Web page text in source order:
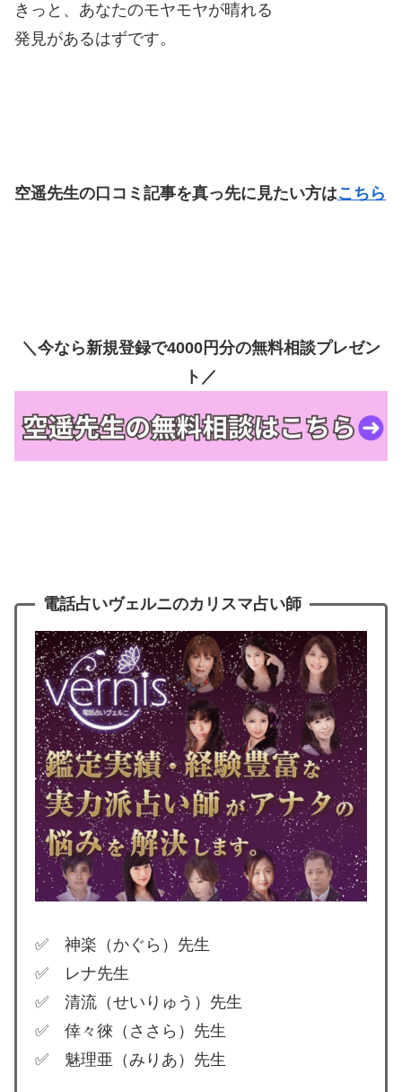
きっと、あなたのモヤモヤが晴れる
発見があるはずです。
空遥先生の口コミ記事を真っ先に見たい方はこちら
＼今なら新規登録で4000円分の無料相談プレゼン
ト／
電話占いヴェルニのカリスマ占い師
✅ 神楽（かぐら）先生
✅ レナ先生
✅ 清流（せいりゅう）先生
✅ 倖々徠（ささら）先生
✅ 魅理亜（みりあ）先生